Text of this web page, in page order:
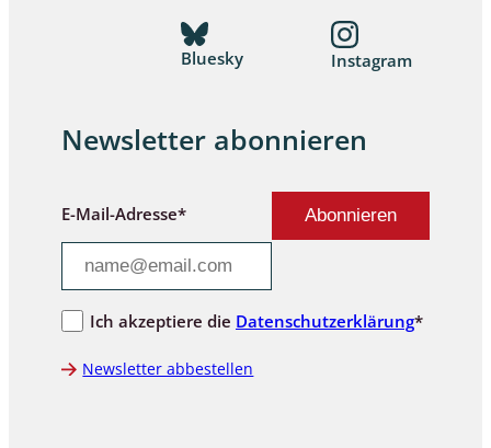
Bluesky Instagram
Newsletter abonnieren
E-Mail-Adresse*
Ich akzeptiere die Datenschutzerklärung*
Newsletter abbestellen